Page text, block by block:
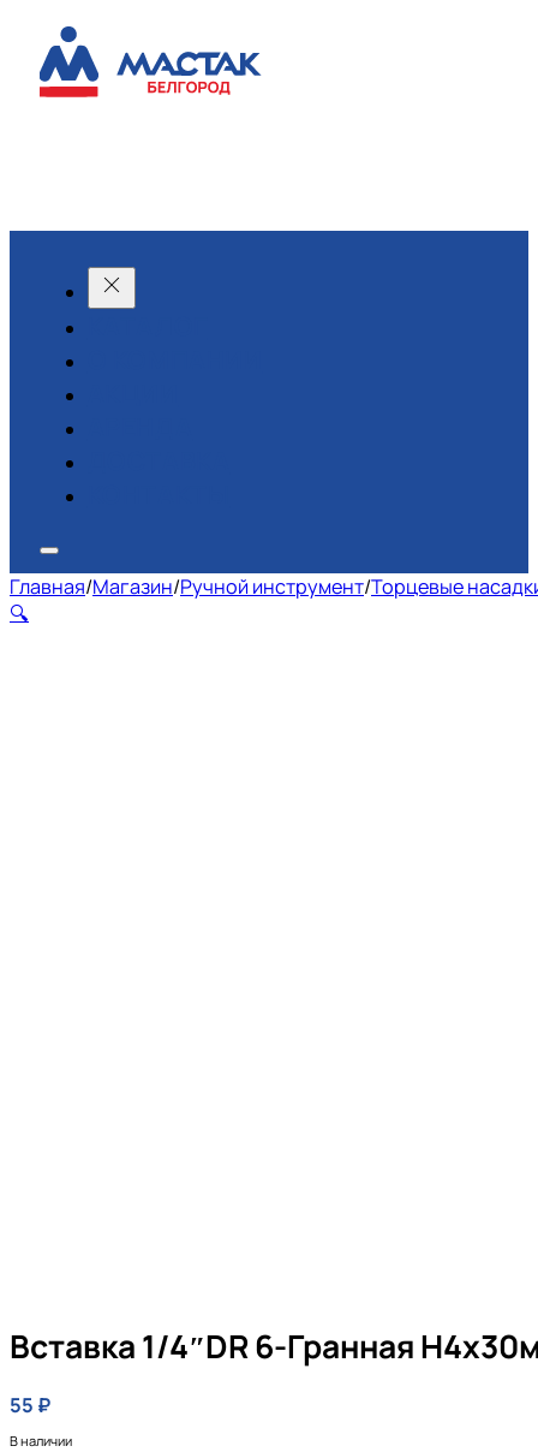
Главная/Магазин/Ручной инструмент/Торцевые
🔍
Вставка 1/4″DR 6-Гранная
55 ₽
В наличии